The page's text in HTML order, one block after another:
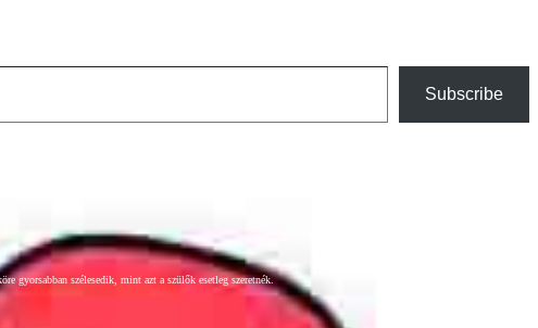
Subscribe
gyorsabban szélesedik, mint azt a szülők esetleg szeretnék.